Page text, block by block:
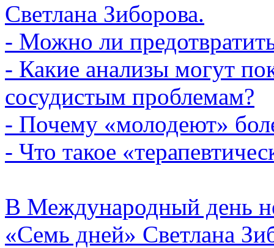
Светлана Зиборова.
- Можно ли
- Какие анализы могут
сосудистым проблемам?
- Почему «молодеют»
- Что такое
В Международный день
«Семь дней» Светлана